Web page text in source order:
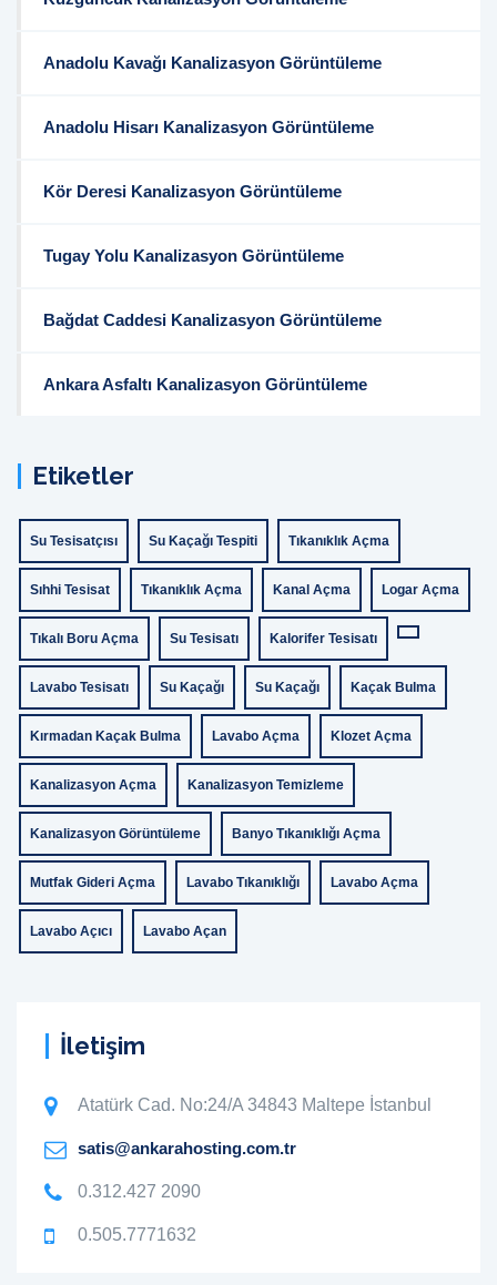
Anadolu Kavağı Kanalizasyon Görüntüleme
Anadolu Hisarı Kanalizasyon Görüntüleme
Kör Deresi Kanalizasyon Görüntüleme
Tugay Yolu Kanalizasyon Görüntüleme
Bağdat Caddesi Kanalizasyon Görüntüleme
Ankara Asfaltı Kanalizasyon Görüntüleme
Etiketler
Su Tesisatçısı Su Kaçağı Tespiti Tıkanıklık Açma
Sıhhi Tesisat Tıkanıklık Açma Kanal Açma Logar Açma
Tıkalı Boru Açma Su Tesisatı Kalorifer Tesisatı
Lavabo Tesisatı Su Kaçağı Su Kaçağı Kaçak Bulma
Kırmadan Kaçak Bulma Lavabo Açma Klozet Açma
Kanalizasyon Açma Kanalizasyon Temizleme
Kanalizasyon Görüntüleme Banyo Tıkanıklığı Açma
Mutfak Gideri Açma Lavabo Tıkanıklığı Lavabo Açma
Lavabo Açıcı Lavabo Açan
İletişim
Atatürk Cad. No:24/A 34843 Maltepe İstanbul
satis@ankarahosting.com.tr
0.312.427 2090
0.505.7771632